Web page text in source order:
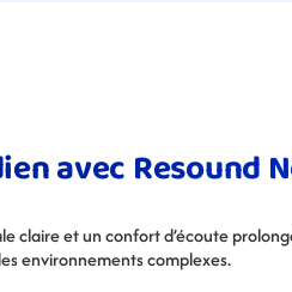
avec Resound
claire et un confort d’écoute
environnements complexes.